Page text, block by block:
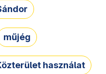
műjég
használat